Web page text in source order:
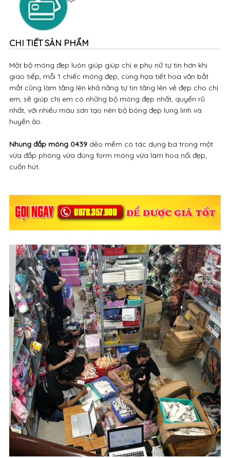
Một bộ móng đẹp luôn giúp giúp chị e phụ nữ tự tin hơn khi
giao tiếp, mỗi 1 chiếc móng đẹp, cùng họa tiết hoa văn bắt
mắt cũng làm tăng lên khả năng tự tin tăng lên vẻ đẹp cho chị
em, sẽ giúp chị em có những bộ móng đẹp nhất, quyến rũ
huyền ảo.
Nhung đắp móng 0439dẻo mềm có tác dụng ba trong một
vừa đắp phòng vừa đúng form móng vừa làm hoa nổi đẹp,
cuốn hút.